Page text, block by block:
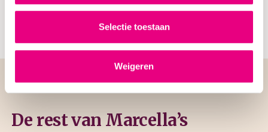
Selectie toestaan
Weigeren
De rest van Marcella’s